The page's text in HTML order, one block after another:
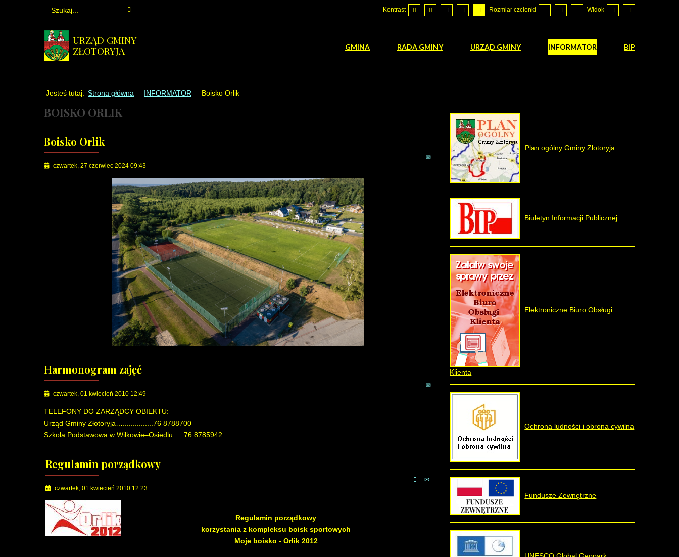
Kontrast Rozmiar czcionki Widok
URZĄD GMINY
ZŁOTORYJA
GMINA RADA GMINY URZĄD GMINY INFORMATOR BIP
Jesteś tutaj: Strona główna INFORMATOR Boisko Orlik
BOISKO ORLIK
Boisko Orlik
czwartek, 27 czerwiec 2024 09:43
Harmonogram zajęć
czwartek, 01 kwiecień 2010 12:49
TELEFONY DO ZARZĄDCY OBIEKTU:
Urząd Gminy Złotoryja…...............76 8788700
Szkoła Podstawowa w Wilkowie–Osiedlu ….76 8785942
Regulamin porządkowy
czwartek, 01 kwiecień 2010 12:23
Regulamin porządkowy
korzystania z kompleksu boisk sportowych
Moje boisko - Orlik 2012
Plan ogólny Gminy Złotoryja
Biuletyn Informacji Publicznej
Elektroniczne Biuro Obsługi
Klienta
Ochrona ludności i obrona cywilna
Fundusze Zewnętrzne